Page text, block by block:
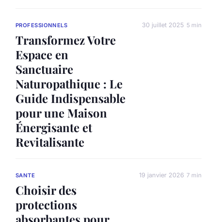
PROFESSIONNELS
Transformez Votre
Espace en
Sanctuaire
Naturopathique : Le
Guide Indispensable
pour une Maison
Énergisante et
Revitalisante
30 juillet 2025 5 min
SANTE
Choisir des
protections
19 janvier 2026 7 min